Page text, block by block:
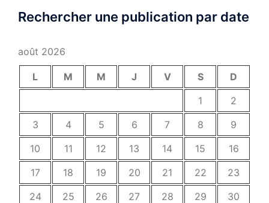
Rechercher une publication par date
août 2026
L M M J V S
D
1
2
3
4 5 6 7 8
9
10
11 12 13 14 15
16
17
18 19 20 21 22
23
24
25 26 27 28 29
30